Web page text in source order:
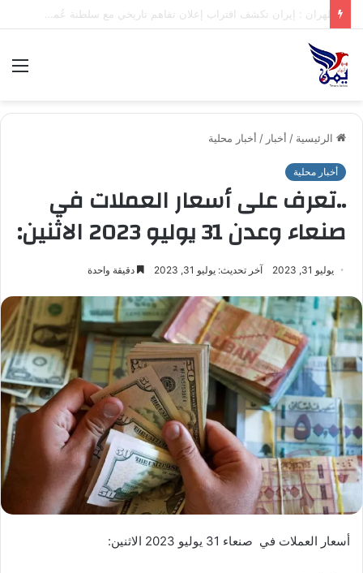
الرئيسية / أخبار / أخبار محلية
أخبار محلية
..تعرف على أسعار العملات في
صنعاء وعدن 31 يوليو 2023 الاثنين:
يوليو 31, 2023 آخر تحديث: يوليو 31, 2023 دقيقة واحدة
أسعار العملات في صنعاء 31 يوليو 2023 الاثنين: